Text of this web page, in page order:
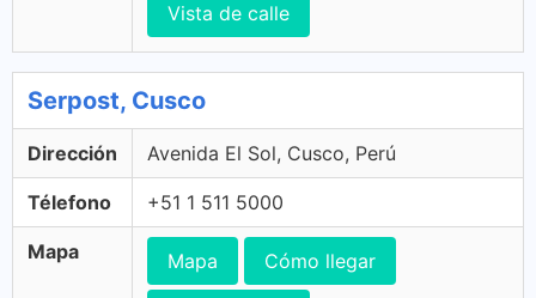
Vista de calle
Serpost, Cusco
Dirección Avenida El Sol, Cusco, Perú
Télefono +51 1 511 5000
Mapa Mapa Cómo llegar